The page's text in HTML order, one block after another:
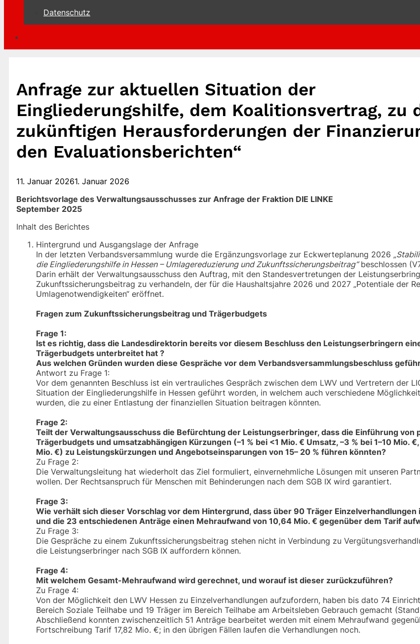
Datenschutz
Anfrage zur aktuellen Situation der
Eingliederungshilfe, dem Koalitionsvertrag, zu
zukünftigen Herausforderungen der
den Evaluationsberichten“
11. Januar 20261. Januar 2026
Berichtsvorlage des Verwaltungsausschusses zur Anfrage der Fraktion DIE LINKE
September 2025
Inhalt des Berichtes
Hintergrund und Ausgangslage der Anfrage
In der letzten Verbandsversammlung wurde die Ergänzungsvorlage zur Eckwerteplanung 2026
die Eingliederungshilfe in Hessen – Umlagereduzierung und Zukunftssicherungsbeitrag“beschlossen
Darin erhält der Verwaltungsausschuss den Auftrag, mit den Standesvertretungen der
Zukunftssicherungsbeitrag zu verhandeln, der für die Haushaltsjahre 2026 und 2027 „Potentiale der
Umlagenotwendigkeiten“ eröffnet.
Fragen zum Zukunftssicherungsbeitrag und Trägerbudgets
Frage 1:
Ist es richtig, dass die Landesdirektorin bereits vor diesem Beschluss den Leistungserbringern
Trägerbudgets unterbreitet hat ?
Aus welchen Gründen wurden diese Gespräche vor dem Verbandsversammlungsbeschluss
Antwort zu Frage 1:
Vor dem genannten Beschluss ist ein vertrauliches Gespräch zwischen dem LWV und Vertretern der
Situation der Eingliederungshilfe in Hessen geführt worden, in welchem auch verschiedene
wurden, die zu einer Entlastung der finanziellen Situation beitragen könnten.
Frage 2:
Teilt der Verwaltungsausschuss die Befürchtung der Leistungserbringer, dass die Einführung von
Trägerbudgets und umsatzabhängigen Kürzungen (–1 % bei <1 Mio. € Umsatz, –3 % bei 1–10 Mio.
Mio. €) zu Leistungskürzungen und Angebotseinsparungen von 15– 20 % führen könnten?
Zu Frage 2:
Die Verwaltungsleitung hat wiederholt das Ziel formuliert, einvernehmliche Lösungen mit unseren
wollen. Der Rechtsanspruch für Menschen mit Behinderungen nach dem SGB IX wird garantiert.
Frage 3:
Wie verhält sich dieser Vorschlag vor dem Hintergrund, dass über 90 Träger Einzelverhandlungen
und die 23 entschiedenen Anträge einen Mehraufwand von 10,64 Mio. € gegenüber dem Tarif
Zu Frage 3:
Die Gespräche zu einem Zukunftssicherungsbeitrag stehen nicht in Verbindung zu
die Leistungserbringer nach SGB IX auffordern können.
Frage 4:
Mit welchem Gesamt-Mehraufwand wird gerechnet, und worauf ist dieser zurückzuführen?
Zu Frage 4:
Von der Möglichkeit den LWV Hessen zu Einzelverhandlungen aufzufordern, haben bis dato 74
Bereich Soziale Teilhabe und 19 Träger im Bereich Teilhabe am Arbeitsleben Gebrauch gemacht
Abschließend konnten zwischenzeitlich 51 Anträge bearbeitet werden mit einem Mehraufwand
Fortschreibung Tarif 17,82 Mio. €; in den übrigen Fällen laufen die Verhandlungen noch.